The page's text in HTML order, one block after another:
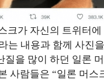
크가 자신의 트위터에
는 내용과 함께 사진
질을 많이 하던 일론
사람들은 “일론 머스